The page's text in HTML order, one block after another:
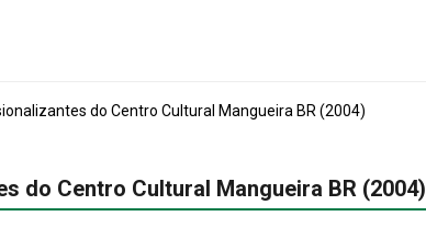
do Centro Cultural Mangueira BR (2004)
do Centro Cultural Mangueira BR (2004)